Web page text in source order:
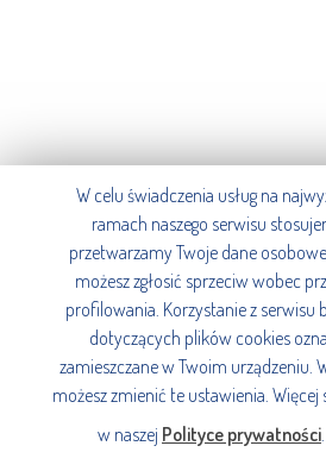
W celu świadczenia usług na
ramach naszego serwisu
przetwarzamy Twoje dane
możesz zgłosić sprzeciw wobec
profilowania. Korzystanie z serwisu
dotyczących plików cookies
zamieszczane w Twoim urządzeniu.
możesz zmienić te ustawienia. Więcej
w naszej Polityce prywatności.